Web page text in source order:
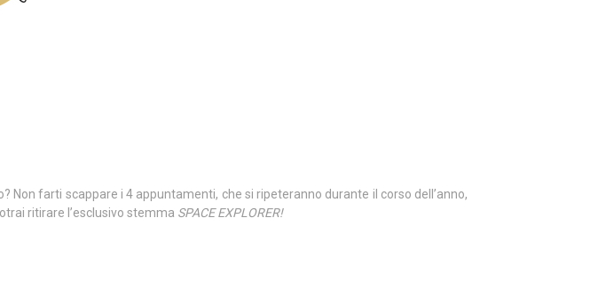
farti scappare i 4 appuntamenti, che si ripeteranno durante il corso dell’anno,
ritirare l’esclusivo stemma SPACE EXPLORER!